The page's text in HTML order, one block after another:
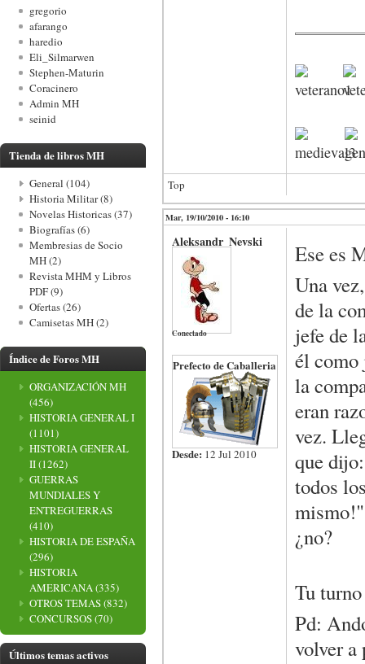
gregorio
afarango
haredio
Eli_Silmarwen
Stephen-Maturin
Coracinero
Admin MH
seinid
Tienda de libros MH
General (104)
Historia Militar (8)
Novelas Historicas (37)
Biografías (6)
Membresias de Socio
MH (2)
Revista MHM y Libros
PDF (9)
Ofertas (26)
Camisetas MH (2)
Índice de Foros MH
ORGANIZACIÓN MH
(456)
HISTORIA GENERAL I
(1101)
HISTORIA GENERAL
II(1262)
GUERRAS
MUNDIALES Y
ENTREGUERRAS
(410)
HISTORIA DE ESPAÑA
(296)
HISTORIA
AMERICANA(335)
OTROS TEMAS(832)
CONCURSOS(70)
Últimos temas activos
Top
Mar, 19/10/2010 - 16:10
Aleksandr_Nevski
Conectado
Prefecto de Caballeria
Desde: 12 Jul 2010
Ese es
Una
de la
jefe de
él como
la
eran
vez.
que
todos
¿no?
Tu
Pd:
volver a